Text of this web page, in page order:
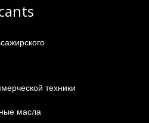
техники
масла